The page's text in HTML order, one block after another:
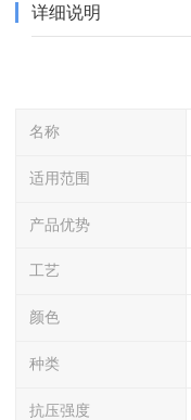
详细说明
名称
适用范围
产品优势
工艺
颜色
种类
抗压强度